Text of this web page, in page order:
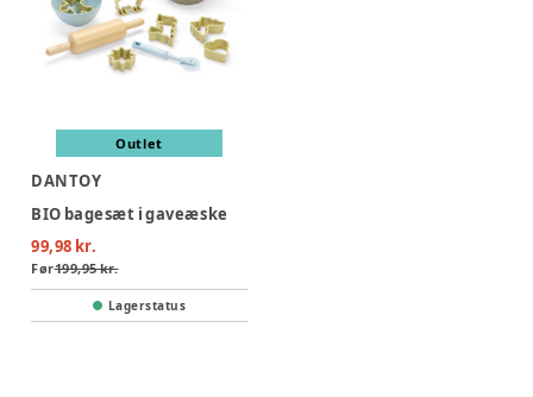
Outlet
DANTOY
BIO bagesæt i gaveæske
99,98 kr.
Før199,95 kr.
Lagerstatus